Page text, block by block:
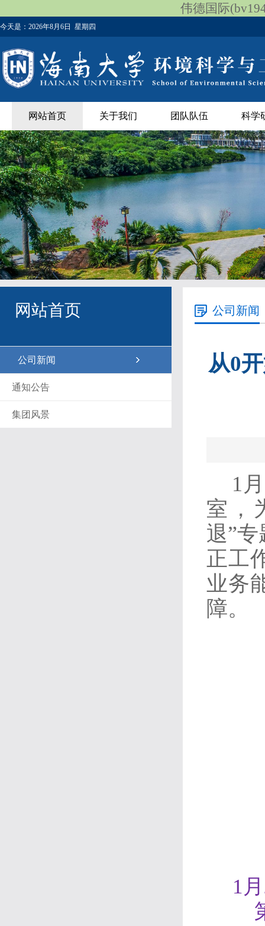
伟德国际
今天是： 2026年8月6日 星期四
网站首页 关于我们 团队队伍 科学
网站首页
公司新闻
通知公告
集团风景
公司新闻
从0
1
室，
退”
正工
业务
障。
1